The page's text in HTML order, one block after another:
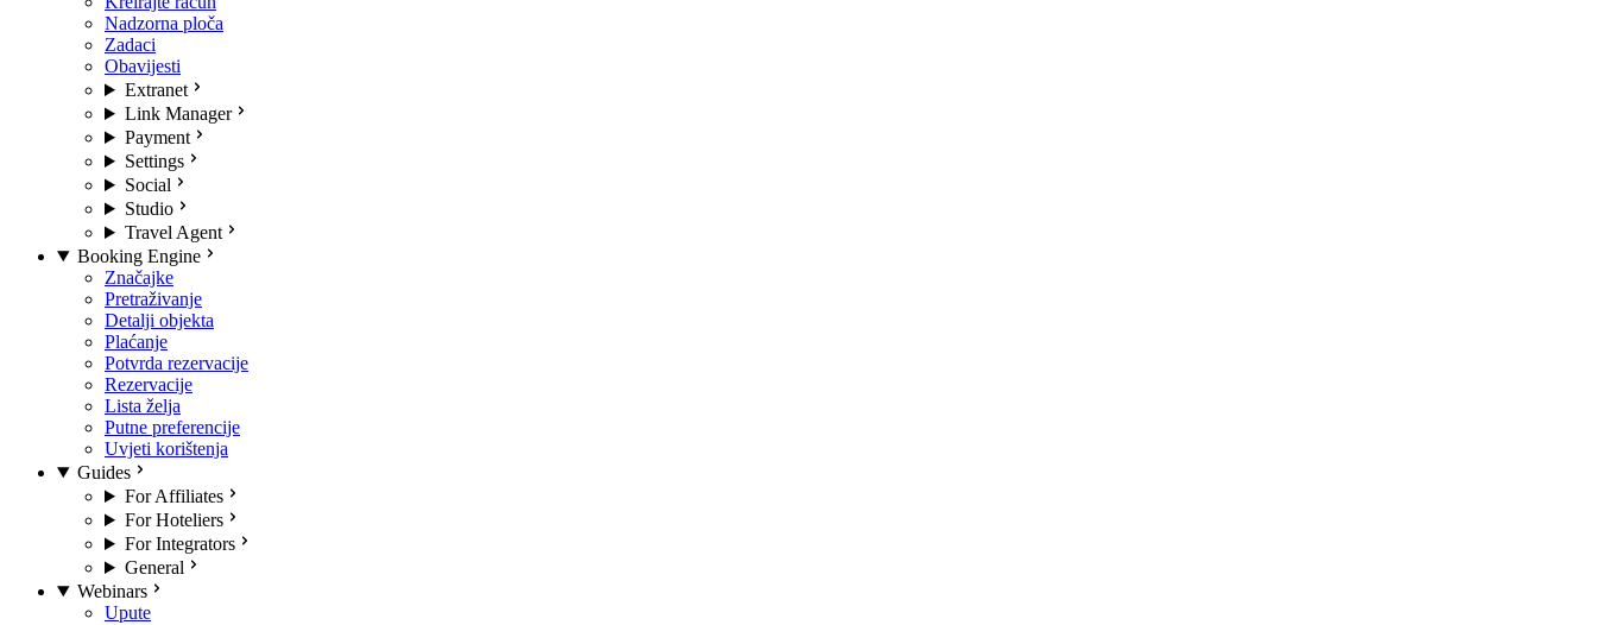
Nadzorna ploča
Zadaci
Obavijesti
Extranet
Link Manager
Payment
Settings
Social
Studio
Travel Agent
Booking Engine
Značajke
Pretraživanje
Detalji objekta
Plaćanje
Potvrda rezervacije
Rezervacije
Lista želja
Putne preferencije
Uvjeti korištenja
Guides
For Affiliates
For Hoteliers
For Integrators
General
Webinars
Upute